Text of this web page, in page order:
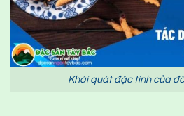
Khái quát đặc tính của